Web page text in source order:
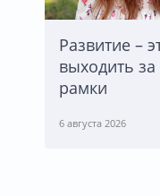
Развитие –
выходить
рамки
6 августа 2026